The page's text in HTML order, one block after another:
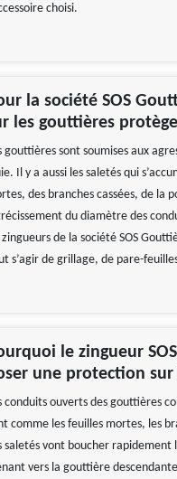
choisi.
la société SOS
les gouttières
gouttières sont soumises aux
Il y a aussi les saletés qui
des branches cassées, de la
du diamètre des
zingueurs de la société SOS
s’agir de grillage, de pare-
le zingueur
une protection
conduits ouverts des gouttières
comme les feuilles mortes, les
saletés vont boucher
vers la gouttière